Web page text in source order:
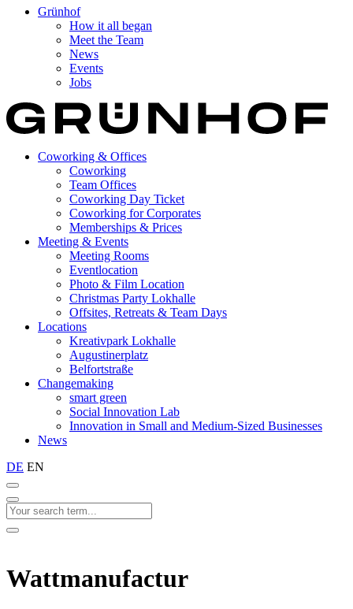
Grünhof
How it all began
Meet the Team
News
Events
Jobs
Coworking & Offices
Coworking
Team Offices
Coworking Day Ticket
Coworking for Corporates
Memberships & Prices
Meeting & Events
Meeting Rooms
Eventlocation
Photo & Film Location
Christmas Party Lokhalle
Offsites, Retreats & Team Days
Locations
Kreativpark Lokhalle
Augustinerplatz
Belfortstraße
Changemaking
smart green
Social Innovation Lab
Innovation in Small and Medium-Sized Businesses
News
DE EN
Wattmanufactur